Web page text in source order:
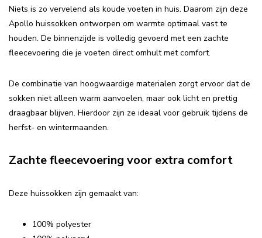
Niets is zo vervelend als koude voeten in huis. Daarom zijn deze
Apollo huissokken ontworpen om warmte optimaal vast te
houden. De binnenzijde is volledig gevoerd met een zachte
fleecevoering die je voeten direct omhult met comfort.
De combinatie van hoogwaardige materialen zorgt ervoor dat de
sokken niet alleen warm aanvoelen, maar ook licht en prettig
draagbaar blijven. Hierdoor zijn ze ideaal voor gebruik tijdens de
herfst- en wintermaanden.
Zachte fleecevoering voor extra comfort
Deze huissokken zijn gemaakt van:
100% polyester